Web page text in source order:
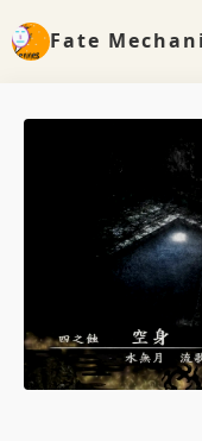
Fate